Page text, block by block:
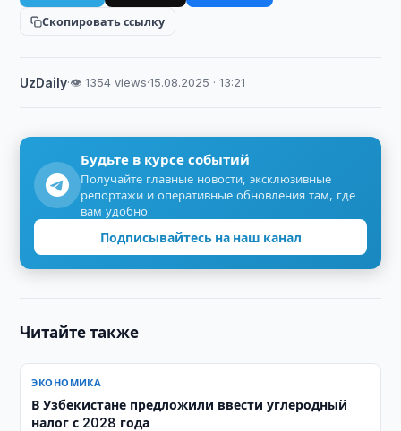
Скопировать ссылку
UzDaily·👁 1354 views·15.08.2025 · 13:21
Будьте в курсе событий
Получайте главные новости, эксклюзивные
репортажи и оперативные обновления там, где
вам удобно.
Подписывайтесь на наш канал
Читайте также
ЭКОНОМИКА
В Узбекистане предложили ввести углеродный
налог с 2028 года